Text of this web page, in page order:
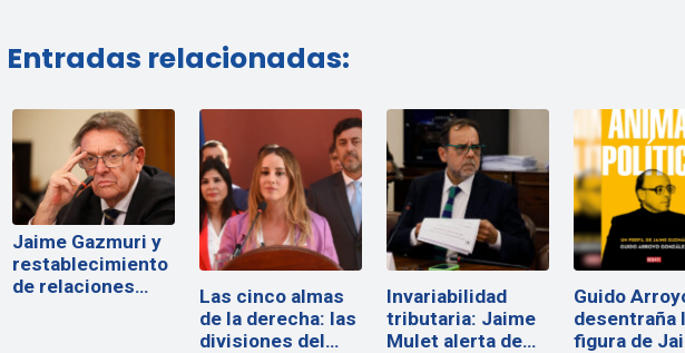
Entradas relacionadas:
Jaime Gazmuri y
restablecimiento
de relaciones
Las cinco almas
de la derecha: las
divisiones del…
Invariabilidad
tributaria: Jaime
Mulet alerta de…
Guido
desentraña
figura de